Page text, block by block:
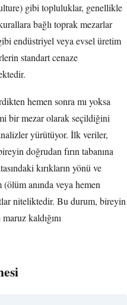
gibi topluluklar, genellikle
bağlı toprak mezarlar
endüstriyel veya evsel üretim
standart cenaze
hemen sonra mı yoksa
bir mezar olarak seçildiğini
yürütüyor. İlk veriler,
doğrudan fırın tabanına
kırıkların yönü ve
anında veya hemen
niteliktedir. Bu durum, bireyin
kaldığını